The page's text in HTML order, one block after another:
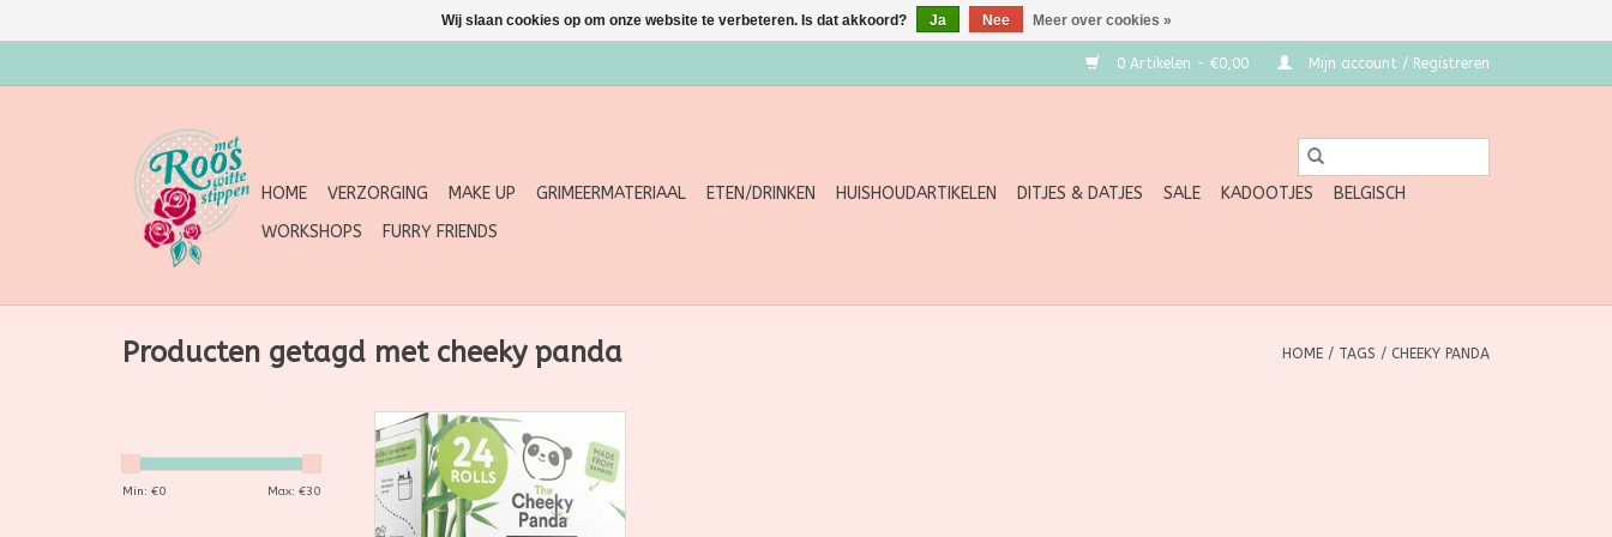
0 Artikelen - €0,00 Mijn account / Registreren
HOME VERZORGING MAKE UP GRIMEERMATERIAAL ETEN/DRINKEN HUISHOUDARTIKELEN DITJES & DATJES SALE KADOOTJES
BELGISCH
WORKSHOPS
FURRY FRIENDS
Producten getagd met cheeky panda HOME / TAGS / CHEEKY PANDA
Min: €0 Max: €30
Gebruik vanaf nu het
superzachte en carbon
gebalanceerde toiletpapier van
The Cheeky Panda. Goed voor de
planeet en voor je bibs.
Wij slaan cookies op om onze website te verbeteren. Is dat akkoord? Ja Nee Meer over cookies »